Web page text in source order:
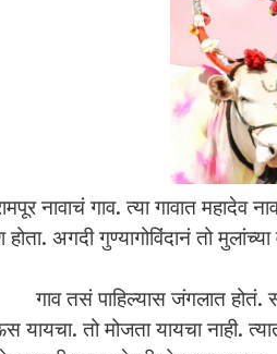
नावाचं गाव. त्या गावात महादेव
अगदी गुण्यागोविंदानं तो
तसं पाहिल्यास जंगलात होतं.
यायचा. तो मोजता यायचा नाही.